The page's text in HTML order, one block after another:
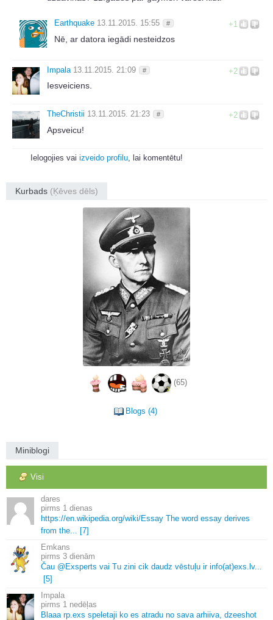
+1
Earthquake 13.11.2015. 15:55 #
Nē, ar datora iegādi nesteidzos
+2
Impala 13.11.2015. 21:09 #
Iesveiciens.
+2
TheChristii 13.11.2015. 21:23 #
Apsveicu!
Ielogojies vai izveido profilu , lai komentētu!
Kurbads (Ķēves dēls)
(65)
Blogs (4)
Miniblogi
Visi
dares
1 dienas
https://en. wikipedia. org/wiki/Essay The word essay derives
from the.
[7]
Emkans
3 dienām
Čau @Exsperts vai Tu zini cik daudz vēstuļu ir info(at)exs. lv.
[5]
Impala
1 nedēļas
Blaaa rp. exs speletaji ko es atradu no sava arhiiva, dzeeshot